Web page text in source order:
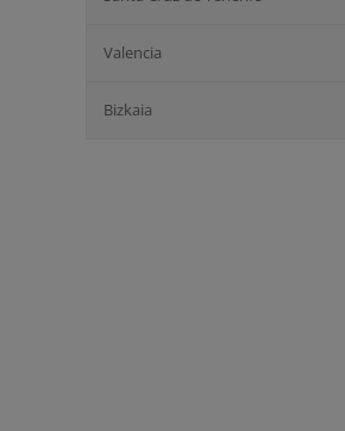
Valencia
Bizkaia